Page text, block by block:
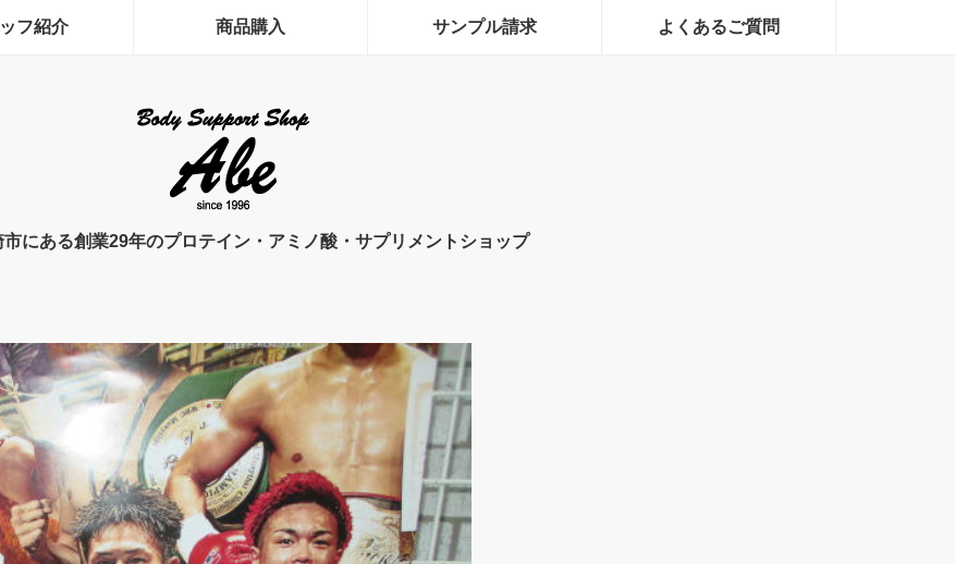
フ紹介 商品購入 サンプル請求 よくあるご質問
にある創業29年のプロテイン・アミノ酸・サプリメントショップ